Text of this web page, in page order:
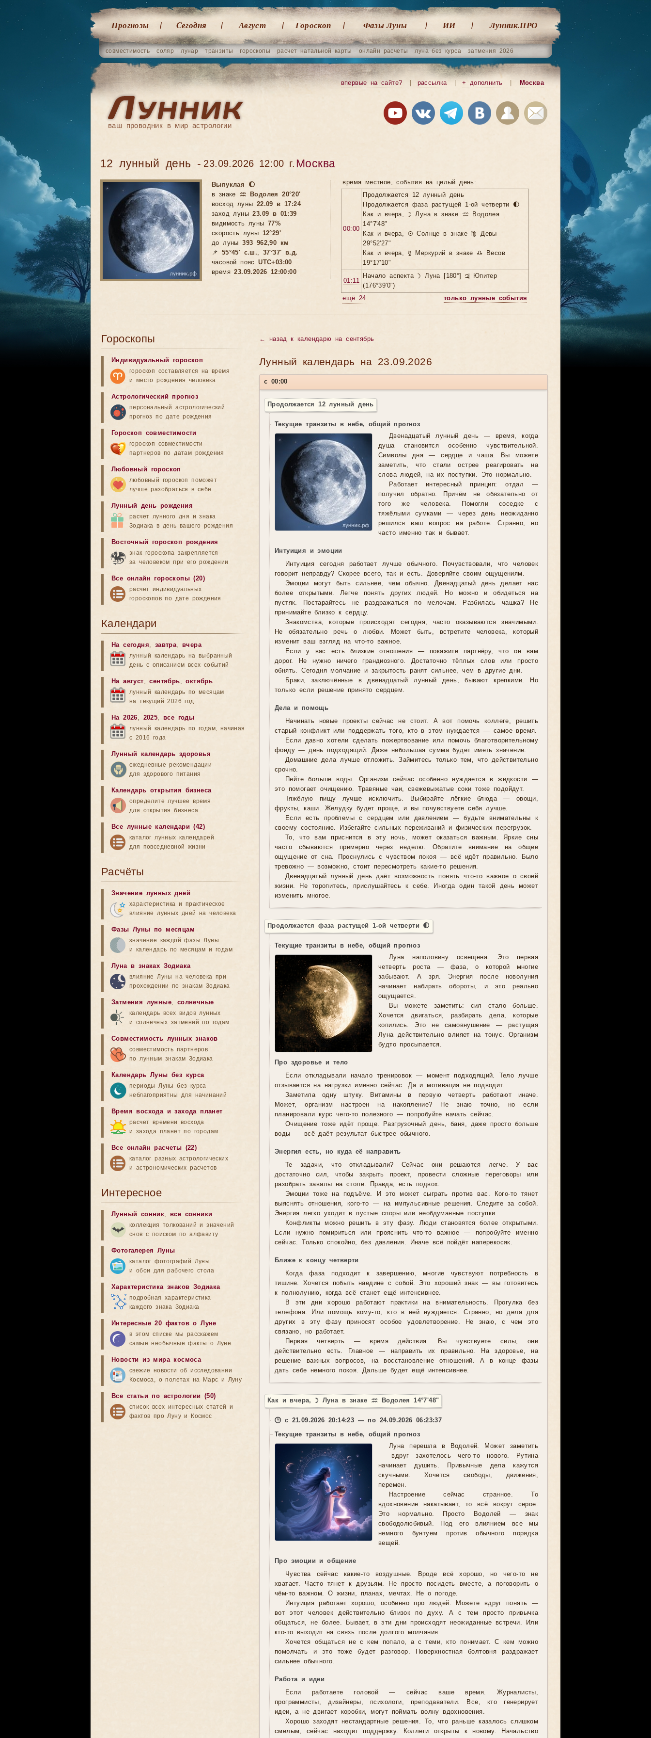
Прогнозы Cегодня Август Гороскоп Фазы Луны ИИ Лунник.ПРО
совместимость соляр лунар транзиты гороскопы расчет натальной карты онлайн расчеты луна без курса затмения 2026
ваш проводник в мир астрологии
впервые на сайте? рассылка + дополнить Москва
12 лунный день - 23.09.2026 12:00 г. Москва
Выпуклая 🌔
в знаке ♒ Водолея 20°20'
восход луны 22.09 в 17:24
заход луны23.09 в 01:39
видимость луны 77%
скорость луны 12°29'
до луны393 962,90 км
📌 55°45′ с.ш.,37°37′ в.д.
часовой поясUTC+03:00
время23.09.2026 12:00:00
время местное, cобытия на целый день:
00:00
Продолжается 12 лунный день
Продолжается фаза растущей 1-ой четверти 🌓
Как и вчера, ☽ Луна в знаке ♒ Водолея
14°7'48"
Как и вчера, ☉ Солнце в знаке ♍ Девы
29°52'27"
Как и вчера, ☿ Меркурий в знаке ♎ Весов
19°17'10"
01:11
Начало аспекта ☽ Луна [180°] ♃ Юпитер
(176°39'0")
ещё 24
только лунные события
← назад к календарю на сентябрь
Лунный календарь на 23.09.2026
с 00:00
Продолжается 12 лунный день
Текущие транзиты в небе, общий прогноз
Двенадцатый лунный день — время, когда
душа становится особенно чувствительной.
Символы дня — сердце и чаша. Вы можете
заметить, что стали острее реагировать на
слова людей, на их поступки. Это нормально.
Работает интересный принцип: отдал —
получил обратно. Причём не обязательно от
того же человека. Помогли соседке с
тяжёлыми сумками — через день неожиданно
решился ваш вопрос на работе. Странно, но
часто именно так и бывает.
Интуиция и эмоции
Интуиция сегодня работает лучше обычного. Почувствовали, что человек
говорит неправду? Скорее всего, так и есть. Доверяйте своим ощущениям.
Эмоции могут быть сильнее, чем обычно. Двенадцатый день делает нас
более открытыми. Легче понять других людей. Но можно и обидеться на
пустяк. Постарайтесь не раздражаться по мелочам. Разбилась чашка? Не
принимайте близко к сердцу.
Знакомства, которые происходят сегодня, часто оказываются значимыми.
Не обязательно речь о любви. Может быть, встретите человека, который
изменит ваш взгляд на что-то важное.
Если у вас есть близкие отношения — покажите партнёру, что он вам
дорог. Не нужно ничего грандиозного. Достаточно тёплых слов или просто
обнять. Сегодня молчание и закрытость ранят сильнее, чем в другие дни.
Браки, заключённые в двенадцатый лунный день, бывают крепкими. Но
только если решение принято сердцем.
Дела и помощь
Начинать новые проекты сейчас не стоит. А вот помочь коллеге, решить
старый конфликт или поддержать того, кто в этом нуждается — самое время.
Если давно хотели сделать пожертвование или помочь благотворительному
фонду — день подходящий. Даже небольшая сумма будет иметь значение.
Домашние дела лучше отложить. Займитесь только тем, что действительно
срочно.
Пейте больше воды. Организм сейчас особенно нуждается в жидкости —
это помогает очищению. Травяные чаи, свежевыжатые соки тоже подойдут.
Тяжёлую пищу лучше исключить. Выбирайте лёгкие блюда — овощи,
фрукты, каши. Желудку будет проще, и вы почувствуете себя лучше.
Если есть проблемы с сердцем или давлением — будьте внимательны к
своему состоянию. Избегайте сильных переживаний и физических перегрузок.
То, что вам приснится в эту ночь, может оказаться важным. Яркие сны
часто сбываются примерно через неделю. Обратите внимание на общее
ощущение от сна. Проснулись с чувством покоя — всё идёт правильно. Было
тревожно — возможно, стоит пересмотреть какие-то решения.
Двенадцатый лунный день даёт возможность понять что-то важное о своей
жизни. Не торопитесь, прислушайтесь к себе. Иногда один такой день может
изменить многое.
Продолжается фаза растущей 1-ой четверти 🌓
Текущие транзиты в небе, общий прогноз
Луна наполовину освещена. Это первая
четверть роста — фаза, о которой многие
забывают. А зря. Энергия после новолуния
начинает набирать обороты, и это реально
ощущается.
Вы можете заметить: сил стало больше.
Хочется двигаться, разбирать дела, которые
копились. Это не самовнушение — растущая
Луна действительно влияет на тонус. Организм
будто просыпается.
Про здоровье и тело
Если откладывали начало тренировок — момент подходящий. Тело лучше
отзывается на нагрузки именно сейчас. Да и мотивация не подводит.
Заметила одну штуку. Витамины в первую четверть работают иначе.
Может, организм настроен на накопление? Не знаю точно, но если
планировали курс чего-то полезного — попробуйте начать сейчас.
Очищение тоже идёт проще. Разгрузочный день, баня, даже просто больше
воды — всё даёт результат быстрее обычного.
Энергия есть, но куда её направить
Те задачи, что откладывали? Сейчас они решаются легче. У вас
достаточно сил, чтобы закрыть проект, провести сложные переговоры или
разобрать завалы на столе. Правда, есть подвох.
Эмоции тоже на подъёме. И это может сыграть против вас. Кого-то тянет
выяснять отношения, кого-то — на импульсивные решения. Следите за собой.
Энергия легко уходит в пустые споры или необдуманные поступки.
Конфликты можно решить в эту фазу. Люди становятся более открытыми.
Если нужно помириться или прояснить что-то важное — попробуйте именно
сейчас. Только спокойно, без давления. Иначе всё пойдёт наперекосяк.
Ближе к концу четверти
Когда фаза подходит к завершению, многие чувствуют потребность в
тишине. Хочется побыть наедине с собой. Это хороший знак — вы готовитесь
к полнолунию, когда всё станет ещё интенсивнее.
В эти дни хорошо работают практики на внимательность. Прогулка без
телефона. Или помощь кому-то, кто в ней нуждается. Странно, но дела для
других в эту фазу приносят особое удовлетворение. Не знаю, с чем это
связано, но работает.
Первая четверть — время действия. Вы чувствуете силы, они
действительно есть. Главное — направить их правильно. На здоровье, на
решение важных вопросов, на восстановление отношений. А в конце фазы
дать себе немного покоя. Дальше будет ещё интенсивнее.
Как и вчера, ☽ Луна в знаке ♒ Водолея 14°7'48"
🕒 с 21.09.2026 20:14:23 — по 24.09.2026 06:23:37
Текущие транзиты в небе, общий прогноз
Луна перешла в Водолей. Может заметить
— вдруг захотелось чего-то нового. Рутина
начинает душить. Привычные дела кажутся
скучными. Хочется свободы, движения,
перемен.
Настроение сейчас странное. То
вдохновение накатывает, то всё вокруг серое.
Это нормально. Просто Водолей — знак
свободолюбивый. Под его влиянием все мы
немного бунтуем против обычного порядка
вещей.
Про эмоции и общение
Чувства сейчас какие-то воздушные. Вроде всё хорошо, но чего-то не
хватает. Часто тянет к друзьям. Не просто посидеть вместе, а поговорить о
чём-то важном. О жизни, планах, мечтах. Не о погоде.
Интуиция работает хорошо, особенно про людей. Можете вдруг понять —
вот этот человек действительно близок по духу. А с тем просто привычка
общаться, не более. Бывает, в эти дни происходят неожиданные встречи. Или
кто-то выходит на связь после долгого молчания.
Хочется общаться не с кем попало, а с теми, кто понимает. С кем можно
помолчать и это тоже будет разговор. Поверхностная болтовня раздражает
сильнее обычного.
Работа и идеи
Если работаете головой — сейчас ваше время. Журналисты,
программисты, дизайнеры, психологи, преподаватели. Все, кто генерирует
идеи, а не двигает коробки, могут поймать волну вдохновения.
Хорошо заходят нестандартные решения. То, что раньше казалось слишком
смелым, сейчас находит поддержку. Коллеги открыты к новому. Начальство
Гороскопы
Индивидуальный гороскоп
гороскоп составляется на время
и место рождения человека
Астрологический прогноз
персональный астрологический
прогноз по дате рождения
Гороскоп совместимости
гороскоп совместимости
партнеров по датам рождения
Любовный гороскоп
любовный гороскоп поможет
лучше разобраться в себе
Лунный день рождения
расчет лунного дня и знака
Зодиака в день вашего рождения
Восточный гороскоп рождения
знак гороскопа закрепляется
за человеком при его рождении
Все онлайн гороскопы (20)
расчет индивидуальных
гороскопов по дате рождения
Календари
На сегодня, завтра, вчера
лунный календарь на выбранный
день с описанием всех событий
На август,сентябрь,октябрь
лунный календарь по месяцам
на текущий 2026 год
На 2026, 2025, все годы
лунный календарь по годам, начиная
с 2016 года
Лунный календарь здоровья
ежедневные рекомендации
для здорового питания
Календарь открытия бизнеса
определите лучшее время
для открытия бизнеса
Все лунные календари (42)
каталог лунных календарей
для повседневной жизни
Расчёты
Значение лунных дней
характеристика и практическое
влияние лунных дней на человека
Фазы Луны по месяцам
значение каждой фазы Луны
и календарь по месяцам и годам
Луна в знаках Зодиака
влияние Луны на человека при
прохождении по знакам Зодиака
Затмения лунные, солнечные
календарь всех видов лунных
и солнечных затмений по годам
Совместимость лунных знаков
совместимость партнеров
по лунным знакам Зодиака
Календарь Луны без курса
периоды Луны без курса
неблагоприятны для начинаний
Время восхода и захода планет
расчет времени восхода
и захода планет по городам
Все онлайн расчеты (22)
каталог разных астрологических
и астрономических расчетов
Интересное
Лунный сонник,все сонники
коллекция толкований и значений
снов с поиском по алфавиту
Фотогалерея Луны
каталог фотографий Луны
и обои для рабочего стола
Характеристика знаков Зодиака
подробная характеристика
каждого знака Зодиака
Интересные 20 фактов о Луне
в этом списке мы расскажем
самые необычные факты о Луне
Новости из мира космоса
свежие новости об исследовании
Космоса, о полетах на Марс и Луну
Все статьи по астрологии (50)
список всех интересных статей и
фактов про Луну и Космос